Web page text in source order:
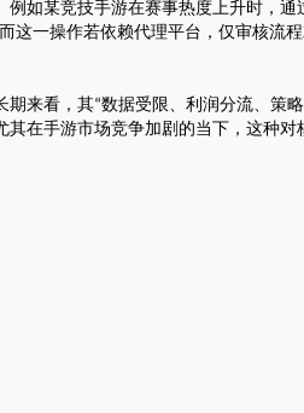
如某竞技手游在赛事热度上升时，通
这一操作若依赖代理平台，仅审核流程
期来看，其“数据受限、利润分流、策
在手游市场竞争加剧的当下，这种对